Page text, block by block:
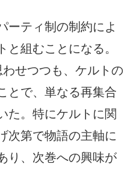
ーティ制の制約によ
と組むことになる。
わせつつも、ケルトの
とで、単なる再集合
た。特にケルトに関
次第で物語の主軸に
り、次巻への興味が